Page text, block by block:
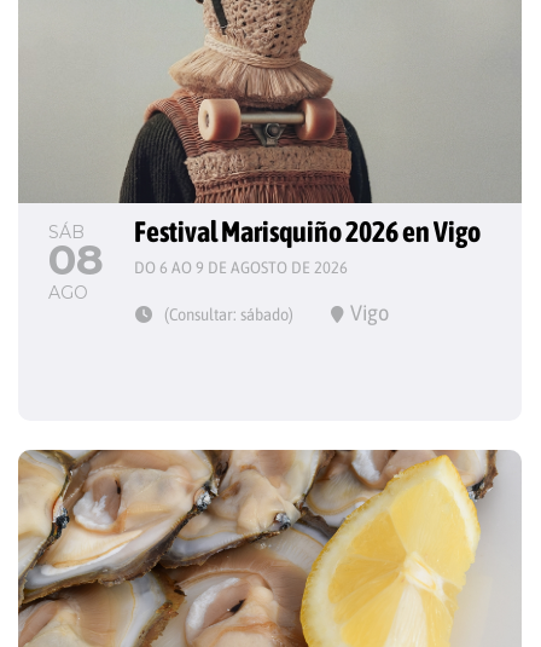
SÁB
08
AGO
Festival Marisquiño 2026 en Vigo
DO 6 AO 9 DE AGOSTO DE 2026
(Consultar: sábado) Vigo